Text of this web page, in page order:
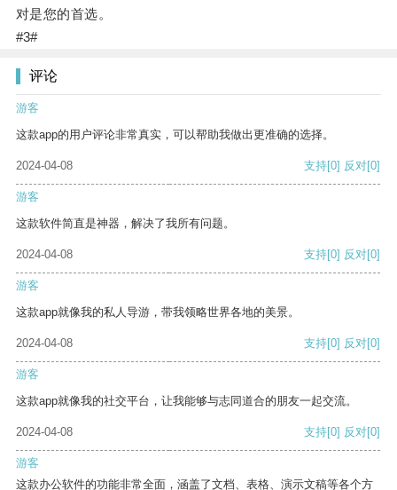
对是您的首选。
#3#
评论
游客
这款app的用户评论非常真实，可以帮助我做出更准确的选择。
2024-04-08 支持[0] 反对[0]
游客
这款软件简直是神器，解决了我所有问题。
2024-04-08 支持[0] 反对[0]
游客
这款app就像我的私人导游，带我领略世界各地的美景。
2024-04-08 支持[0] 反对[0]
游客
这款app就像我的社交平台，让我能够与志同道合的朋友一起交流。
2024-04-08 支持[0] 反对[0]
游客
这款办公软件的功能非常全面，涵盖了文档、表格、演示文稿等各个方